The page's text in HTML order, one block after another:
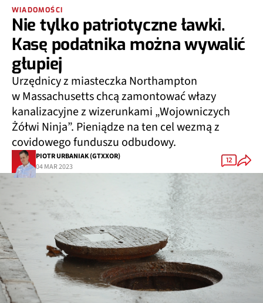
WIADOMOŚCI
Nie tylko patriotyczne ławki.
Kasę podatnika można wywalić
głupiej
Urzędnicy z miasteczka Northampton
w Massachusetts chcą zamontować włazy
kanalizacyjne z wizerunkami „Wojowniczych
Żółwi Ninja”. Pieniądze na ten cel wezmą z
covidowego funduszu odbudowy.
PIOTR URBANIAK (GTXXOR)
04 MAR 2023
12